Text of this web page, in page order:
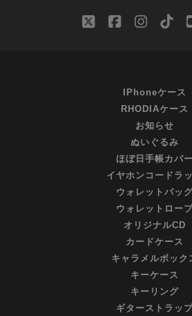
twitterfacebook
IPhoneケース
RHODIAケース
お知らせ
ぬいぐるみ
ほぼ日手帳カバー
イヤホンコードラ
ウォレットバッ
ウォレットロー
オリジナルCD
カードケース
キャラメルボック
キーケース
キーリング
ギターストラッ